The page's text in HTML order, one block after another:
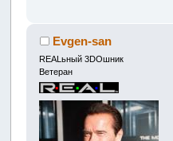
Evgen-san
REALьный 3DOшник
Ветеран